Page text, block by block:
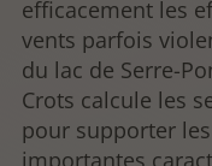
efficacement les
vents parfois
du lac de Serre-
Crots calcule les
pour supporter
importantes